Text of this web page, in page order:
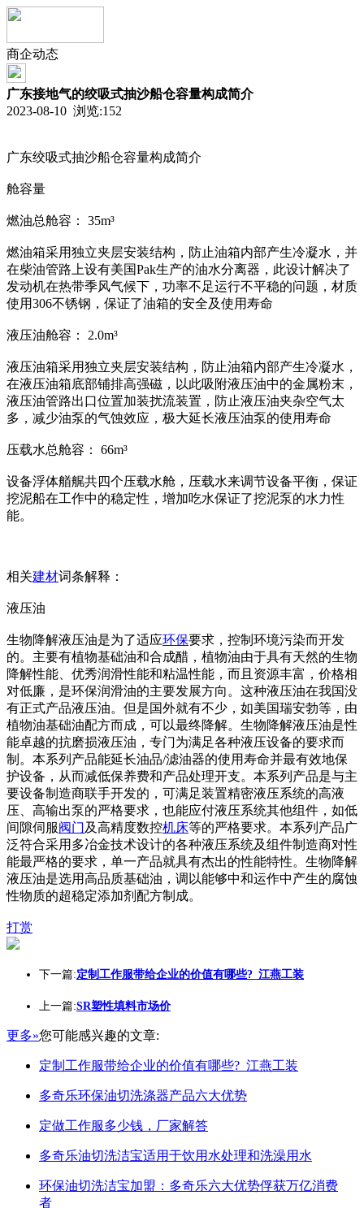
商企动态
广东接地气的绞吸式抽沙船仓容量构成简介
2023-08-10 浏览:152
广东绞吸式抽沙船仓容量构成简介
舱容量
燃油总舱容： 35m³
燃油箱采用独立夹层安装结构，防止油箱内部产生冷凝水，并
在柴油管路上设有美国Pak生产的油水分离器，此设计解决了
发动机在热带季风气候下，功率不足运行不平稳的问题，材质
使用306不锈钢，保证了油箱的安全及使用寿命
液压油舱容： 2.0m³
液压油箱采用独立夹层安装结构，防止油箱内部产生冷凝水，
在液压油箱底部铺排高强磁，以此吸附液压油中的金属粉末，
液压油管路出口位置加装扰流装置，防止液压油夹杂空气太
多，减少油泵的气蚀效应，极大延长液压油泵的使用寿命
压载水总舱容： 66m³
设备浮体艏艉共四个压载水舱，压载水来调节设备平衡，保证
挖泥船在工作中的稳定性，增加吃水保证了挖泥泵的水力性
能。
相关建材词条解释：
液压油
生物降解液压油是为了适应环保要求，控制环境污染而开发
的。主要有植物基础油和合成醋，植物油由于具有天然的生物
降解性能、优秀润滑性能和粘温性能，而且资源丰富，价格相
对低廉，是环保润滑油的主要发展方向。这种液压油在我国没
有正式产品液压油。但是国外就有不少，如美国瑞安勃等，由
植物油基础油配方而成，可以最终降解。生物降解液压油是性
能卓越的抗磨损液压油，专门为满足各种液压设备的要求而
制。本系列产品能延长油品/滤油器的使用寿命并最有效地保
护设备，从而减低保养费和产品处理开支。本系列产品是与主
要设备制造商联手开发的，可满足装置精密液压系统的高液
压、高输出泵的严格要求，也能应付液压系统其他组件，如低
间隙伺服阀门 及高精度数控机床等的严格要求。本系列产品广
泛符合采用多冶金技术设计的各种液压系统及组件制造商对性
能最严格的要求，单一产品就具有杰出的性能特性。生物降解
液压油是选用高品质基础油，调以能够中和运作中产生的腐蚀
性物质的超稳定添加剂配方制成。
打赏
下一篇:定制工作服带给企业的价值有哪些?_江燕工装
上一篇:SR塑性填料市场价
更多»您可能感兴趣的文章:
定制工作服带给企业的价值有哪些?_江燕工装
多奇乐环保油切洗涤器产品六大优势
定做工作服多少钱，厂家解答
多奇乐油切洗洁宝适用于饮用水处理和洗澡用水
环保油切洗洁宝加盟：多奇乐六大优势俘获万亿消费
者